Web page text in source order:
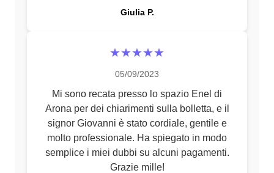
Giulia P.
★★★★★
05/09/2023
Mi sono recata presso lo spazio Enel di
Arona per dei chiarimenti sulla bolletta, e il
signor Giovanni è stato cordiale, gentile e
molto professionale. Ha spiegato in modo
semplice i miei dubbi su alcuni pagamenti.
Grazie mille!